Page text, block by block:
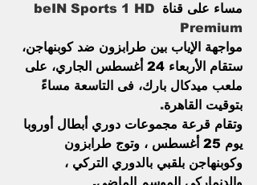
مساء على قناة
beIN Sports 1 HD
Premium
مواجهة الإياب بين طرابزون ضد كوبنهاجن،
ستقام الأربعاء 24 أغسطس الجاري، على
ملعب ميدكال بارك، فى التاسعة مساءً
بتوقيت القاهرة.
وتقام قرعة مجموعات دوري أبطال أوروبا
يوم 25 أغسطس ، وتوج طرابزون
وكوبنهاجن بلقبي بالدوري التركي ،
والدنماركي الموسم الماضي.